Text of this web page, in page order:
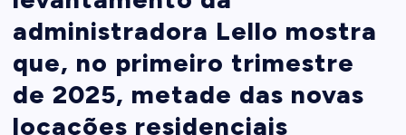
administradora Lello mostra
que, no primeiro trimestre
de 2025, metade das novas
locações residenciais